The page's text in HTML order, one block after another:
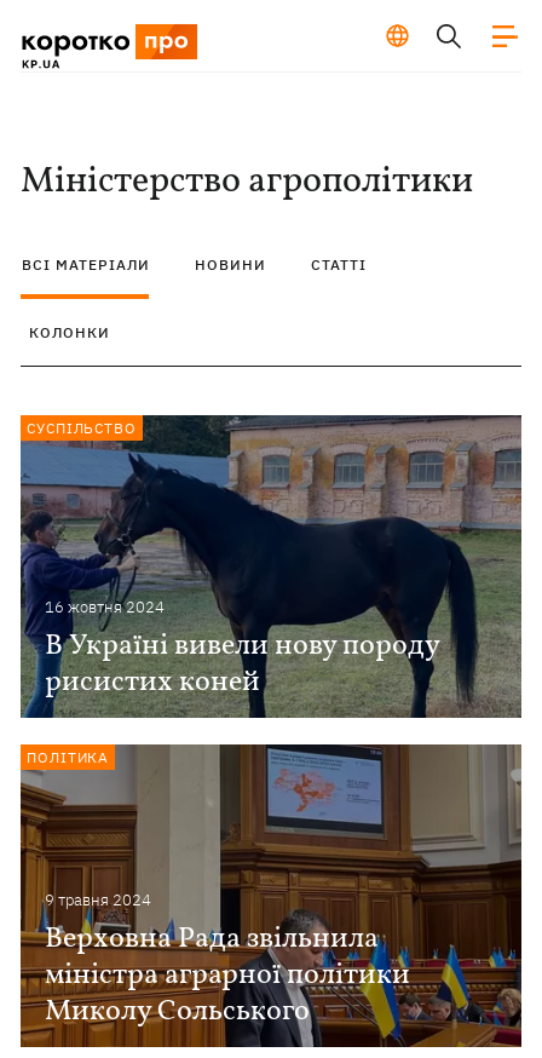
Міністерство агрополітики
ВСІ МАТЕРІАЛИ НОВИНИ СТАТТІ
КОЛОНКИ
16 жовтня 2024
В Україні вивели нову породу
рисистих коней
СУСПІЛЬСТВО
9 травня 2024
Верховна Рада звільнила
міністра аграрної політики
Миколу Сольського
ПОЛІТИКА